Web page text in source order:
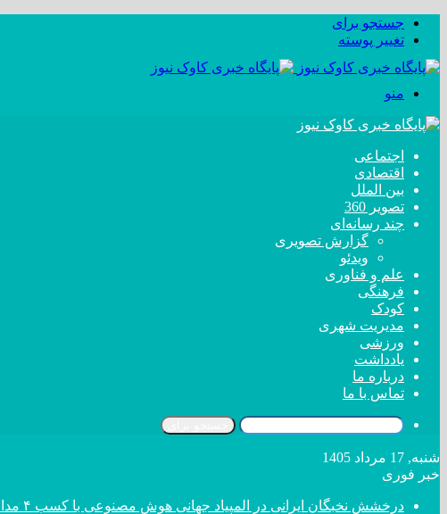
جستجو برای
تغییر پوسته
منو
اجتماعی
اقتصادی
بین الملل
تصویر 360
چند رسانه‌ای
گزارش تصویری
ویدئو
علم و فناوری
فرهنگی
کودک
مدیریت شهری
ورزشی
یادداشت
درباره ما
تماس با ما
شنبه, 17 مرداد 1405
خبر فوری
درخشش نخبگان ایرانی در المپیاد جهانی هوش مصنوعی با کسب ۴ مدال